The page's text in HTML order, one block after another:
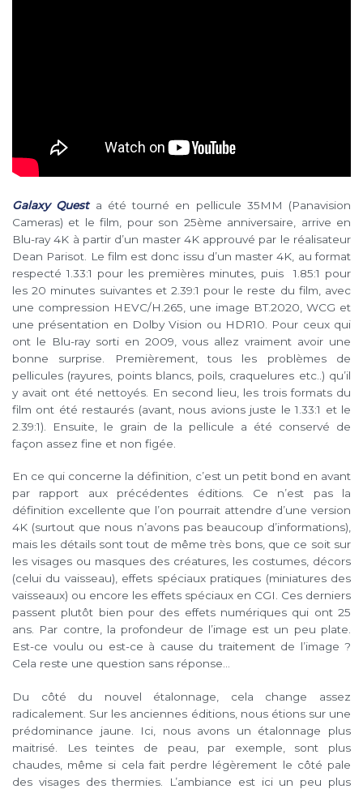
Galaxy Questa été tourné en pellicule 35MM (Panavision
Cameras) et le film, pour son 25ème anniversaire, arrive en
Blu-ray 4K à partir d’un master 4K approuvé par le réalisateur
Dean Parisot. Le film est donc issu d’un master 4K, au format
respecté 1.33:1 pour les premières minutes, puis 1.85:1 pour
les 20 minutes suivantes et 2.39:1 pour le reste du film, avec
une compression HEVC/H.265, une image BT.2020, WCG et
une présentation en Dolby Vision ou HDR10. Pour ceux qui
ont le Blu-ray sorti en 2009, vous allez vraiment avoir une
bonne surprise. Premièrement, tous les problèmes de
pellicules (rayures, points blancs, poils, craquelures etc..) qu’il
y avait ont été nettoyés. En second lieu, les trois formats du
film ont été restaurés (avant, nous avions juste le 1.33:1 et le
2.39:1). Ensuite, le grain de la pellicule a été conservé de
façon assez fine et non figée.
En ce qui concerne la définition, c’est un petit bond en avant
par rapport aux précédentes éditions. Ce n’est pas la
définition excellente que l’on pourrait attendre d’une version
4K (surtout que nous n’avons pas beaucoup d’informations),
mais les détails sont tout de même très bons, que ce soit sur
les visages ou masques des créatures, les costumes, décors
(celui du vaisseau), effets spéciaux pratiques (miniatures des
vaisseaux) ou encore les effets spéciaux en CGI. Ces derniers
passent plutôt bien pour des effets numériques qui ont 25
ans. Par contre, la profondeur de l’image est un peu plate.
Est-ce voulu ou est-ce à cause du traitement de l’image ?
Cela reste une question sans réponse…
Du côté du nouvel étalonnage, cela change assez
radicalement. Sur les anciennes éditions, nous étions sur une
prédominance jaune. Ici, nous avons un étalonnage plus
maitrisé. Les teintes de peau, par exemple, sont plus
chaudes, même si cela fait perdre légèrement le côté pale
des visages des thermies. L’ambiance est ici un peu plus